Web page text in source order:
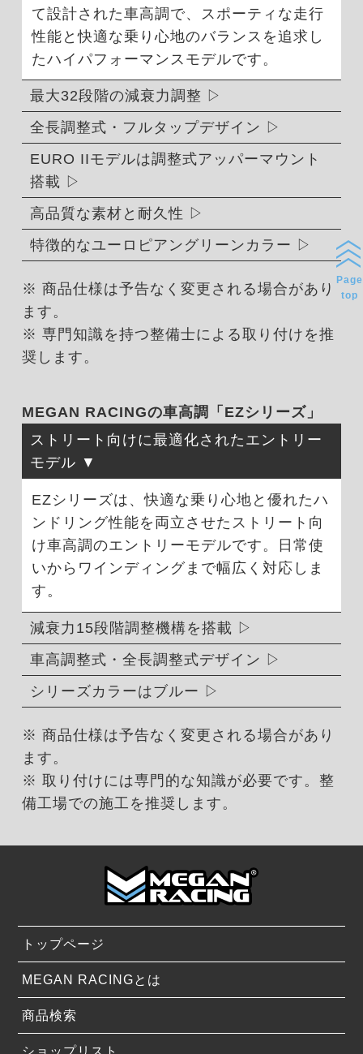
て設計された車高調で、スポーティな走行
性能と快適な乗り心地のバランスを追求し
たハイパフォーマンスモデルです。
最大32段階の減衰力調整
全長調整式・フルタップデザイン
EURO IIモデルは調整式アッパーマウント
搭載
高品質な素材と耐久性
特徴的なユーロピアングリーンカラー
※ 商品仕様は予告なく変更される場合があり
ます。
※ 専門知識を持つ整備士による取り付けを推
奨します。
MEGAN RACINGの車高調「EZシリーズ」
ストリート向けに最適化されたエントリー
モデル
EZシリーズは、快適な乗り心地と優れたハ
ンドリング性能を両立させたストリート向
け車高調のエントリーモデルです。日常使
いからワインディングまで幅広く対応しま
す。
減衰力15段階調整機構を搭載
車高調整式・全長調整式デザイン
シリーズカラーはブルー
※ 商品仕様は予告なく変更される場合があり
ます。
※ 取り付けには専門的な知識が必要です。整
備工場での施工を推奨します。
トップページ
MEGAN RACINGとは
商品検索
Page
top